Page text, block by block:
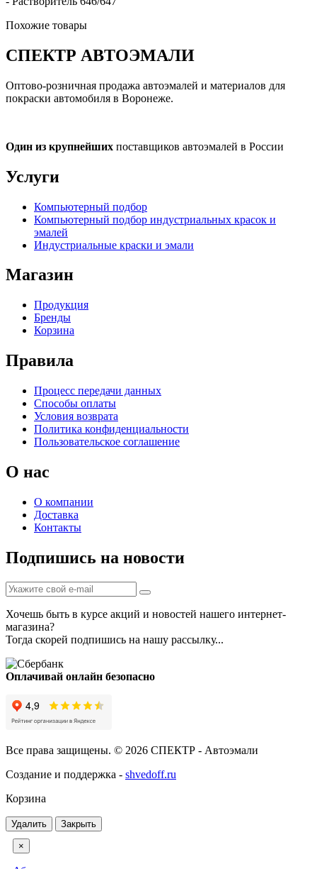
Похожие товары
СПЕКТР АВТОЭМАЛИ
Оптово-розничная продажа автоэмалей и материалов для
покраски автомобиля в Воронеже.
Один из крупнейших поставщиков автоэмалей в России
Услуги
Компьютерный подбор
Компьютерный подбор индустриальных красок и
эмалей
Индустриальные краски и эмали
Магазин
Продукция
Бренды
Корзина
Правила
Процесс передачи данных
Способы оплаты
Условия возврата
Политика конфиденциальности
Пользовательское соглашение
О нас
О компании
Доставка
Контакты
Подпишись на новости
Хочешь быть в курсе акций и новостей нашего интернет-
магазина?
Тогда скорей подпишись на нашу рассылку...
Оплачивай онлайн безопасно
Все права защищены. © 2026 СПЕКТР - Автоэмали
Создание и поддержка - shvedoff.ru
Корзина
Удалить Закрыть
×